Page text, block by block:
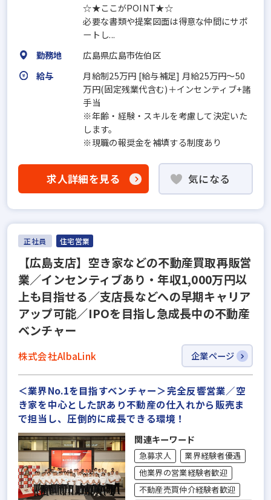
☆★ここがPOINT★☆
必要な書類や提案図面は得意な仲間にサポ
ートし...
勤務地
広島県広島市佐伯区
給与
月給制25万円 [給与補足] 月給25万円～50
万円(固定残業代含む)＋インセンティブ+諸
手当
※年齢・経験・スキルを考慮して決定いた
します。
※現職の報奨金を補填する制度あり
求人詳細を見る 気になる
正社員 住宅営業
【広島支店】空き家などの不動産買取再販営
業／インセンティブあり・年収1,000万円以
上も目指せる／支店長などへの早期キャリア
アップ可能／IPOを目指し急成長中の不動産
ベンチャー
株式会社AlbaLink 企業ページ
＜業界No.1を目指すベンチャー＞完全反響営業／空
き家を中心とした訳あり不動産の仕入れから販売ま
で担当し、圧倒的に成長できる環境！
関連キーワード
急募求人
業界経験者優遇
他業界の営業経験者歓迎
不動産売買仲介経験者歓迎